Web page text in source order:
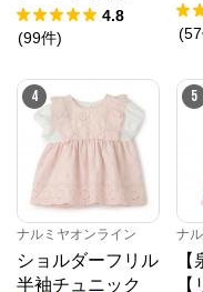
ニック
4.8
(99件)
(57
4
ナルミヤオンライン
ショルダーフリル
半袖チュニック
5
ナ
ゾピアノ、プティ
ミニ等、全ブラン